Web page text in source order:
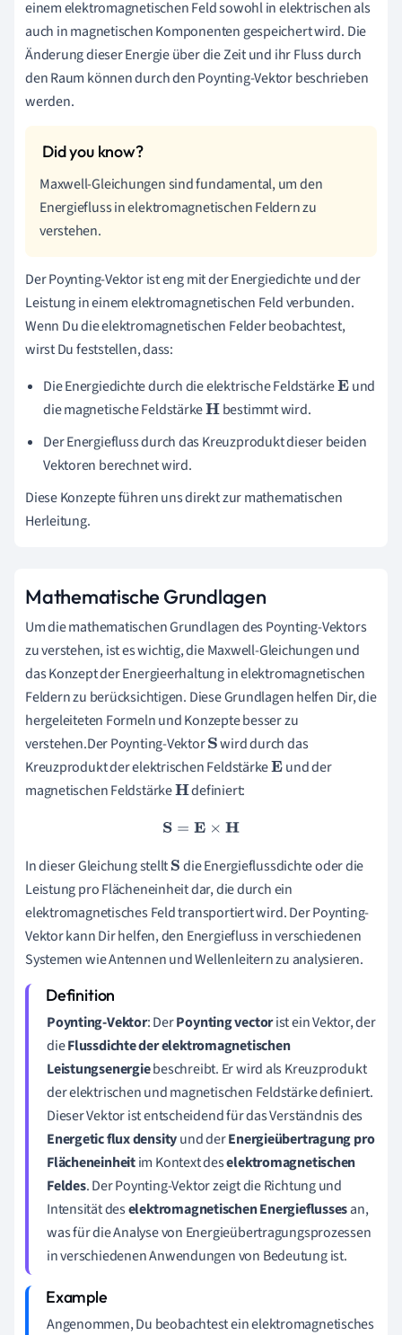
einem elektromagnetischen Feld sowohl in elektrischen als
auch in magnetischen Komponenten gespeichert wird. Die
Änderung dieser Energie über die Zeit und ihr Fluss durch
den Raum können durch den Poynting-Vektor beschrieben
werden.
Maxwell-Gleichungen sind fundamental, um den
Energiefluss in elektromagnetischen Feldern zu
verstehen.
Der Poynting-Vektor ist eng mit der Energiedichte und der
Leistung in einem elektromagnetischen Feld verbunden.
Wenn Du die elektromagnetischen Felder beobachtest,
wirst Du feststellen, dass:
Die Energiedichte durch die elektrische FeldstärkeE und
die magnetische FeldstärkeH bestimmt wird.
Der Energiefluss durch das Kreuzprodukt dieser beiden
Vektoren berechnet wird.
Diese Konzepte führen uns direkt zur mathematischen
Herleitung.
Mathematische Grundlagen
Um die mathematischen Grundlagen des Poynting-Vektors
zu verstehen, ist es wichtig, die Maxwell-Gleichungen und
das Konzept der Energieerhaltung in elektromagnetischen
Feldern zu berücksichtigen. Diese Grundlagen helfen Dir, die
hergeleiteten Formeln und Konzepte besser zu
verstehen.Der Poynting-VektorS wird durch das
Kreuzprodukt der elektrischen FeldstärkeE und der
magnetischen FeldstärkeH definiert:
S =E× H
In dieser Gleichung stelltS die Energieflussdichte oder die
Leistung pro Flächeneinheit dar, die durch ein
elektromagnetisches Feld transportiert wird. Der Poynting-
Vektor kann Dir helfen, den Energiefluss in verschiedenen
Systemen wie Antennen und Wellenleitern zu analysieren.
Poynting-Vektor: DerPoynting vectorist ein Vektor, der
dieFlussdichte der elektromagnetischen
Leistungsenergiebeschreibt. Er wird als Kreuzprodukt
der elektrischen und magnetischen Feldstärke definiert.
Dieser Vektor ist entscheidend für das Verständnis des
Energetic flux densityund derEnergieübertragung pro
Flächeneinheitim Kontext deselektromagnetischen
Feldes. Der Poynting-Vektor zeigt die Richtung und
Intensität deselektromagnetischen Energieflussesan,
was für die Analyse von Energieübertragungsprozessen
in verschiedenen Anwendungen von Bedeutung ist.
Angenommen, Du beobachtest ein elektromagnetisches